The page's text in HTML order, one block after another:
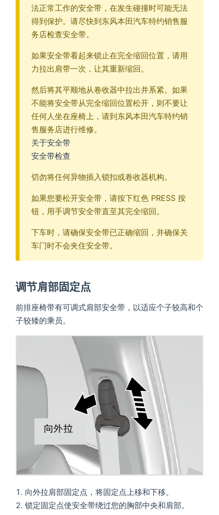
法正常工作的安全带，在发生碰撞时可能无法
得到保护。请尽快到东风本田汽车特约销售服
务店检查安全带。
如果安全带看起来锁止在完全缩回位置，请用
力拉出肩带一次，让其重新缩回。
然后将其平顺地从卷收器中拉出并系紧。如果
不能将安全带从完全缩回位置松开，则不要让
任何人坐在座椅上，请到东风本田汽车特约销
售服务店进行维修。
关于安全带
安全带检查
切勿将任何异物插入锁扣或卷收器机构。
如果您要松开安全带，请按下红色 PRESS 按
钮，用手调节安全带直至其完全缩回。
下车时，请确保安全带已正确缩回，并确保关
车门时不会夹住安全带。
调节肩部固定点
前排座椅带有可调式肩部安全带，以适应个子较高和个
子较矮的乘员。
向外拉肩部固定点，将固定点上移和下移。
锁定固定点使安全带绕过您的胸部中央和肩部。